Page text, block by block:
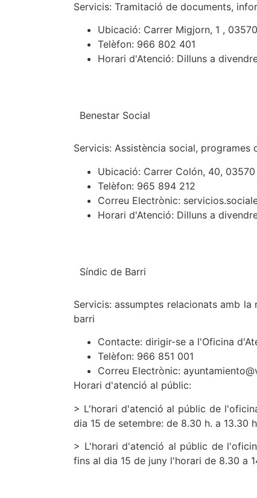
Servicis: Tramitació de documents,
Ubicació: Carrer Migjorn, 1 ,
Telèfon: 966 802 401
Horari d'Atenció: Dilluns a
Benestar Social
Servicis: Assistència social, programes
Ubicació: Carrer Colón, 40,
Telèfon: 965 894 212
Correu Electrònic:
Horari d'Atenció: Dilluns a
Síndic de Barri
Servicis: assumptes relacionats amb
barri
Contacte: dirigir-se a l'Oficina
Telèfon: 966 851 001
Correu Electrònic:
Horari d'atenció al públic:
> L'horari d'atenció al públic de
dia 15 de setembre: de 8.30 h. a 13.30
> L'horari d'atenció al públic de
fins al dia 15 de juny l'horari de 8.30 a